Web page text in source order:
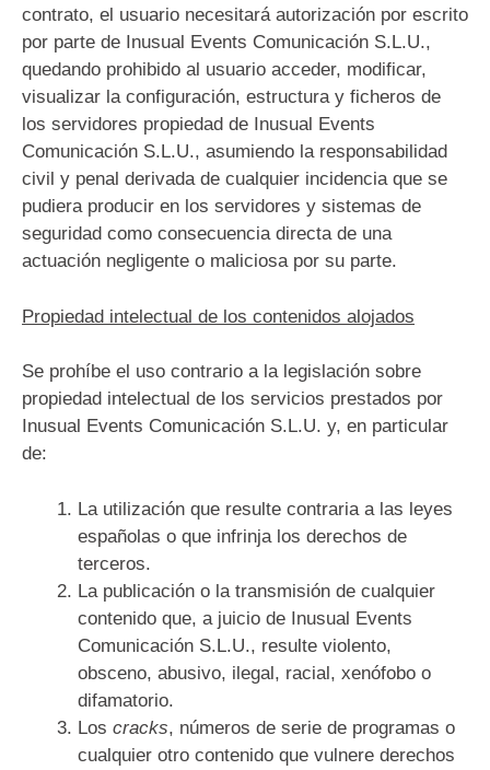
contrato, el usuario necesitará autorización por escrito
por parte de Inusual Events Comunicación S.L.U.,
quedando prohibido al usuario acceder, modificar,
visualizar la configuración, estructura y ficheros de
los servidores propiedad de Inusual Events
Comunicación S.L.U., asumiendo la responsabilidad
civil y penal derivada de cualquier incidencia que se
pudiera producir en los servidores y sistemas de
seguridad como consecuencia directa de una
actuación negligente o maliciosa por su parte.
Propiedad intelectual de los contenidos alojados
Se prohíbe el uso contrario a la legislación sobre
propiedad intelectual de los servicios prestados por
Inusual Events Comunicación S.L.U. y, en particular
de:
La utilización que resulte contraria a las leyes
españolas o que infrinja los derechos de
terceros.
La publicación o la transmisión de cualquier
contenido que, a juicio de Inusual Events
Comunicación S.L.U., resulte violento,
obsceno, abusivo, ilegal, racial, xenófobo o
difamatorio.
Los cracks, números de serie de programas o
cualquier otro contenido que vulnere derechos